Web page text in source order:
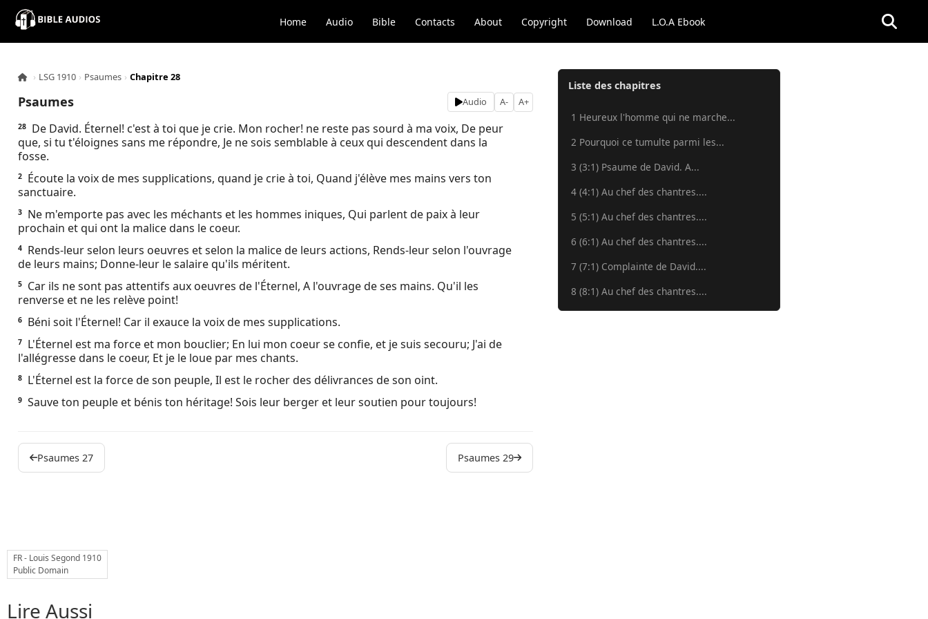
Home Audio Bible Contacts About Copyright Download L.O.A Ebook
×
Audio
Bible
Contacts
About
Copyright
Download
L.O.A
Ebook
› LSG 1910 › Psaumes › Chapitre 28
Psaumes Audio A- A+
28
De David. Éternel! c'est à toi que je crie. Mon rocher! ne reste pas sourd à ma voix, De peur
que, si tu t'éloignes sans me répondre, Je ne sois semblable à ceux qui descendent dans la
fosse.
2
Écoute la voix de mes supplications, quand je crie à toi, Quand j'élève mes mains vers ton
sanctuaire.
3
Ne m'emporte pas avec les méchants et les hommes iniques, Qui parlent de paix à leur
prochain et qui ont la malice dans le coeur.
4
Rends-leur selon leurs oeuvres et selon la malice de leurs actions, Rends-leur selon l'ouvrage
de leurs mains; Donne-leur le salaire qu'ils méritent.
5
Car ils ne sont pas attentifs aux oeuvres de l'Éternel, A l'ouvrage de ses mains. Qu'il les
renverse et ne les relève point!
6 Béni soit l'Éternel! Car il exauce la voix de mes supplications.
7
L'Éternel est ma force et mon bouclier; En lui mon coeur se confie, et je suis secouru; J'ai de
l'allégresse dans le coeur, Et je le loue par mes chants.
8 L'Éternel est la force de son peuple, Il est le rocher des délivrances de son oint.
9 Sauve ton peuple et bénis ton héritage! Sois leur berger et leur soutien pour toujours!
Psaumes 27 Psaumes 29
Liste des chapitres
1 Heureux l'homme qui ne marche...
2 Pourquoi ce tumulte parmi les...
3 (3:1) Psaume de David. A...
4 (4:1) Au chef des chantres....
5 (5:1) Au chef des chantres....
6 (6:1) Au chef des chantres....
7 (7:1) Complainte de David....
8 (8:1) Au chef des chantres....
FR - Louis Segond 1910
Public Domain
Lire Aussi